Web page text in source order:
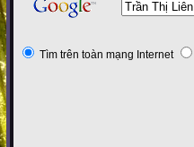
Tìm trên toàn mạng Internet